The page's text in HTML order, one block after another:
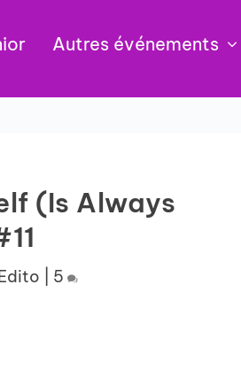
Autres événements
(Is Always
5